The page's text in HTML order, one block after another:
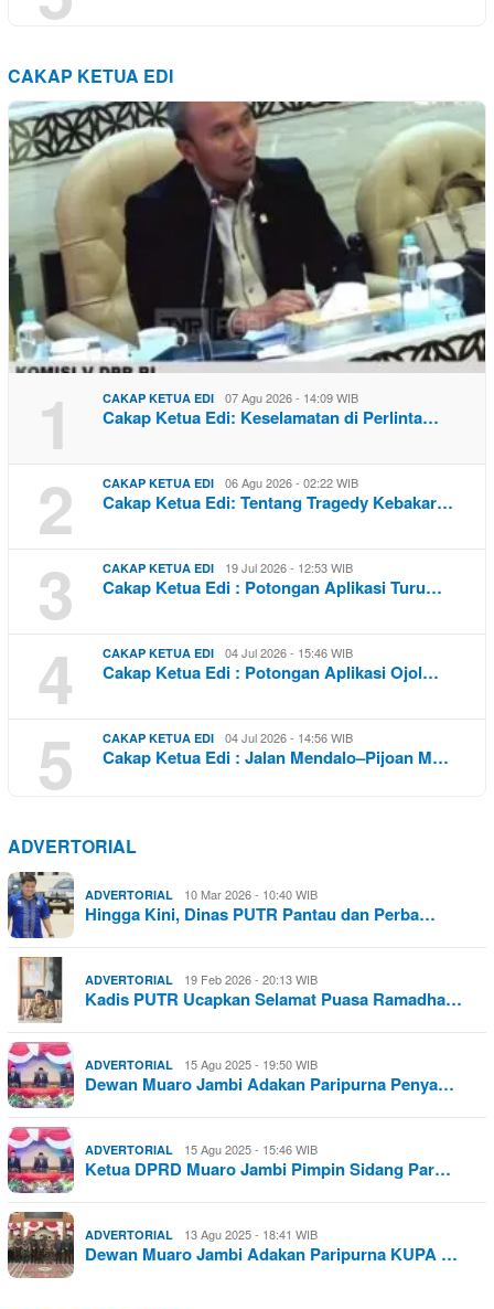
CAKAP KETUA EDI
1 CAKAP KETUA EDI 07 Agu 2026 - 14:09 WIB
Cakap Ketua Edi: Keselamatan di Perlinta…
2 CAKAP KETUA EDI 06 Agu 2026 - 02:22 WIB
Cakap Ketua Edi: Tentang Tragedy Kebakar…
3 CAKAP KETUA EDI 19 Jul 2026 - 12:53 WIB
Cakap Ketua Edi : Potongan Aplikasi Turu…
4 CAKAP KETUA EDI 04 Jul 2026 - 15:46 WIB
Cakap Ketua Edi : Potongan Aplikasi Ojol…
5 CAKAP KETUA EDI 04 Jul 2026 - 14:56 WIB
Cakap Ketua Edi : Jalan Mendalo–Pijoan M…
ADVERTORIAL
ADVERTORIAL 10 Mar 2026 - 10:40 WIB
Hingga Kini, Dinas PUTR Pantau dan Perba…
ADVERTORIAL 19 Feb 2026 - 20:13 WIB
Kadis PUTR Ucapkan Selamat Puasa Ramadha…
ADVERTORIAL 15 Agu 2025 - 19:50 WIB
Dewan Muaro Jambi Adakan Paripurna Penya…
ADVERTORIAL 15 Agu 2025 - 15:46 WIB
Ketua DPRD Muaro Jambi Pimpin Sidang Par…
ADVERTORIAL 13 Agu 2025 - 18:41 WIB
Dewan Muaro Jambi Adakan Paripurna KUPA …